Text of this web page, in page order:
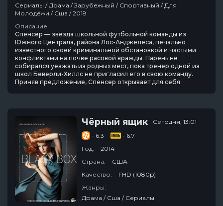
Сериалы / Драма / Зарубежный / Спортивный / Для
Молодёжи / Сша / 2018
Описание
Спенсер — звезда школьной футбольной команды из
Южного Централа, района Лос-Анджелеса, печально
известного своей криминальной обстановкой и частыми
конфликтами на почве расовой вражды. Парень не
собирался уезжать из родных мест, пока тренер одной из
школ Беверли-Хиллс не пригласил его в свою команду.
Приняв предложение, Спенсер открывает для себя
Чёрный ящик
Сегодня, 13:01
- 6.3
- 6.7
Год:
2014
Страна:
США
Качество:
FHD (1080p)
Жанры:
Драма / Сша / Сериалы